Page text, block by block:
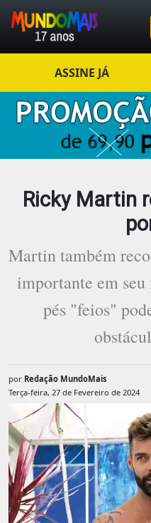
ASSINE JÁ
Ricky Martin
Martin também
importante em
pés "feios"
por Redação MundoMais
Terça-feira, 27 de Fevereiro de 2024